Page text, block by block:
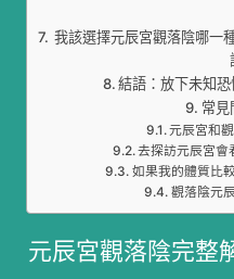
我該選擇元辰宮觀落陰哪一
結語：放下未知
常見
元辰宮和
去探訪元辰宮會
如果我的體質比
觀落陰元
元辰宮觀落陰完整